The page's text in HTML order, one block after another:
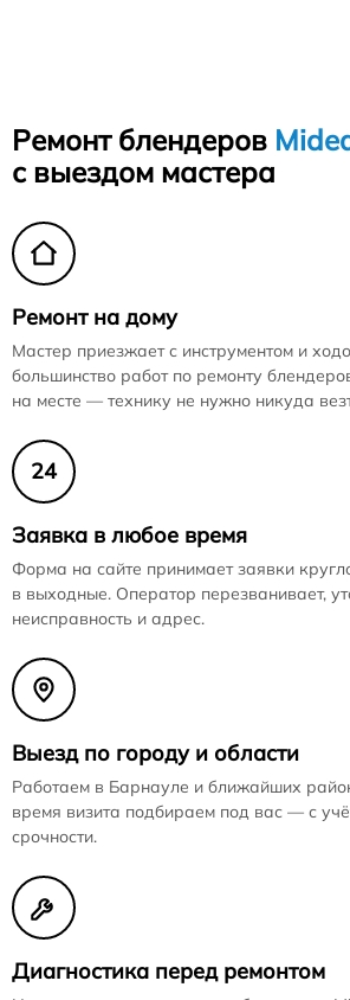
Ремонт блендеров
с выездом мастера
Ремонт на дому
Мастер приезжает с инструментом и
большинство работ по ремонту
на месте — технику не нужно никуда
24
Заявка в любое время
Форма на сайте принимает заявки
в выходные. Оператор перезванивает,
неисправность и адрес.
Выезд по городу и области
Работаем в Барнауле и ближайших
время визита подбираем под вас — с
срочности.
Диагностика перед ремонтом